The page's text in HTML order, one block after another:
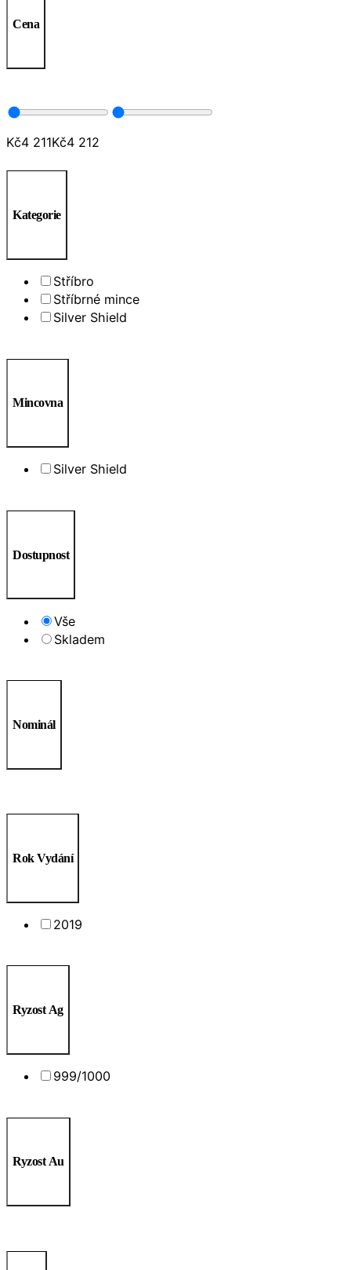
Cena
Kč4 211Kč4 212
Kategorie
Stříbro
Stříbrné mince
Silver Shield
Mincovna
Silver Shield
Dostupnost
Vše
Skladem
Nominál
Rok Vydání
2019
Ryzost Ag
999/1000
Ryzost Au